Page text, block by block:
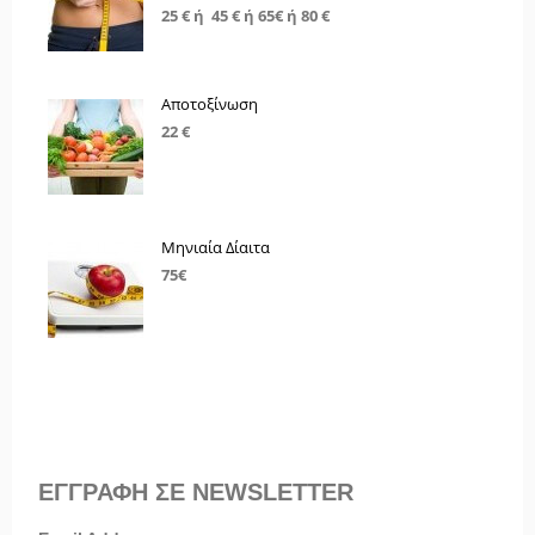
25 € ή 45 € ή 65€ ή 80 €
Αποτοξίνωση
22 €
Μηνιαία Δίαιτα
75€
ΕΓΓΡΑΦΗ ΣΕ NEWSLETTER